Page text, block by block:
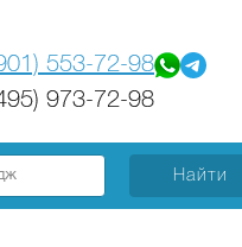
553-72-98
973-72-98